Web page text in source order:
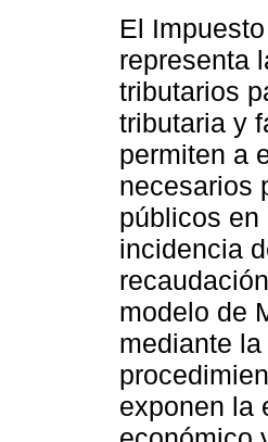
El
representa
tributarios
tributaria y
permiten a
necesarios
públicos en
incidencia
modelo de
mediante
exponen la